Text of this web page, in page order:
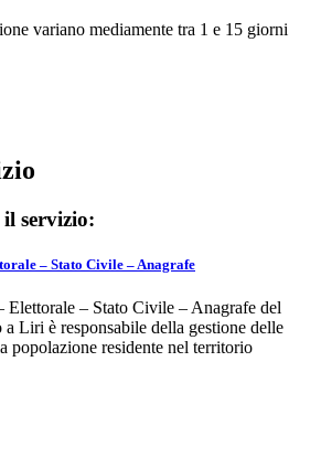
variano mediamente tra 1 e 15 giorni
servizio:
– Stato Civile – Anagrafe
– Stato Civile – Anagrafe del
Liri è responsabile della gestione delle
popolazione residente nel territorio